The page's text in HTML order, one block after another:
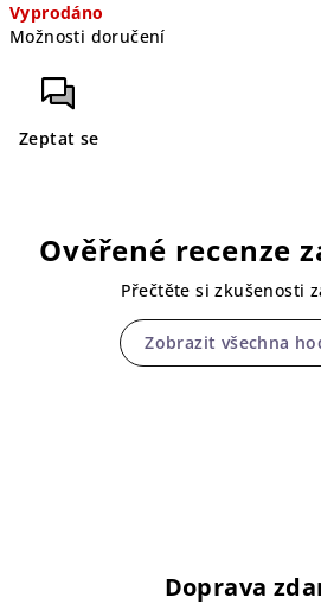
cena:
Vyprodáno
Možnosti doručení
Zeptat se
Ověřené recenze
Přečtěte si zkušenosti
Zobrazit všechna
Doprava